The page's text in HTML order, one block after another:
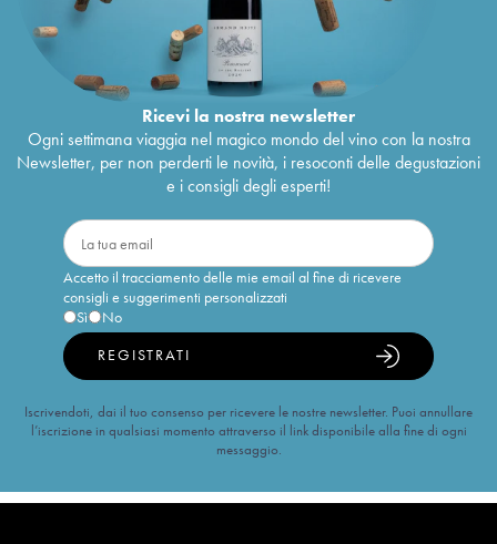
Ricevi la nostra newsletter
Ogni settimana viaggia nel magico mondo del vino con la nostra
Newsletter, per non perderti le novità, i resoconti delle degustazioni
e i consigli degli esperti!
Accetto il tracciamento delle mie email al fine di ricevere
consigli e suggerimenti personalizzati
Sì
No
REGISTRATI
Iscrivendoti, dai il tuo consenso per ricevere le nostre newsletter. Puoi annullare
l’iscrizione in qualsiasi momento attraverso il link disponibile alla fine di ogni
messaggio.